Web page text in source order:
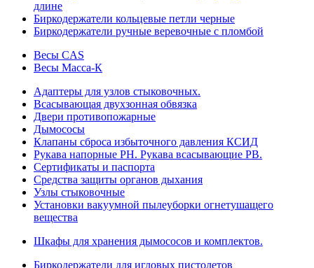
длине
Биркодержатели кольцевые петли черные
Биркодержатели ручные веревочные с пломбой
Весы CAS
Весы Масса-К
Адаптеры для узлов стыковочных.
Всасывающая двухзонная обвязка
Двери противопожарные
Дымососы
Клапаны сброса избыточного давления КСИД
Рукава напорные РН. Рукава всасывающие РВ.
Сертификаты и паспорта
Средства защиты органов дыхания
Узлы стыковочные
Установки вакуумной пылеуборки огнетушащего
вещества
Шкафы для хранения дымососов и комплектов.
Биркодержатели для игловых пистолетов